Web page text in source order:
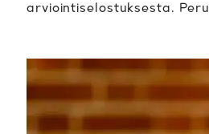
arviointiselostuksesta.